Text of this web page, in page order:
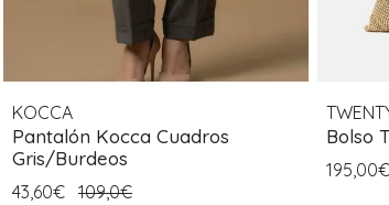
KOCCA
Pantalón Kocca Cuadros
Gris/Burdeos
43,60€ 109,0€
Bolso
195,00€